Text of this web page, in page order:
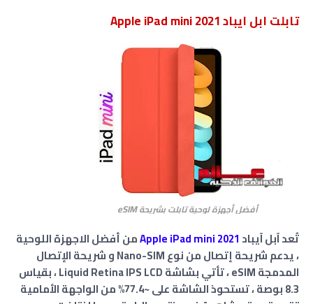
تابلت ابل ايباد Apple iPad mini 2021
أفضل أجهزة لوحية تابلت بشريحةeSIM
تُعد آبل آيباد Apple iPad mini 2021من أفضل الاجهزة اللوحية
، يدعم شريحة إتصال من نوع Nano-SIM و شريحة الإتصال
المدمجة eSIM ، تأتي بشاشة Liquid Retina IPS LCD ، بقياس
8.3 بوصة ، تستحوذ الشاشة على ~77.4% من الواجهة الأمامية